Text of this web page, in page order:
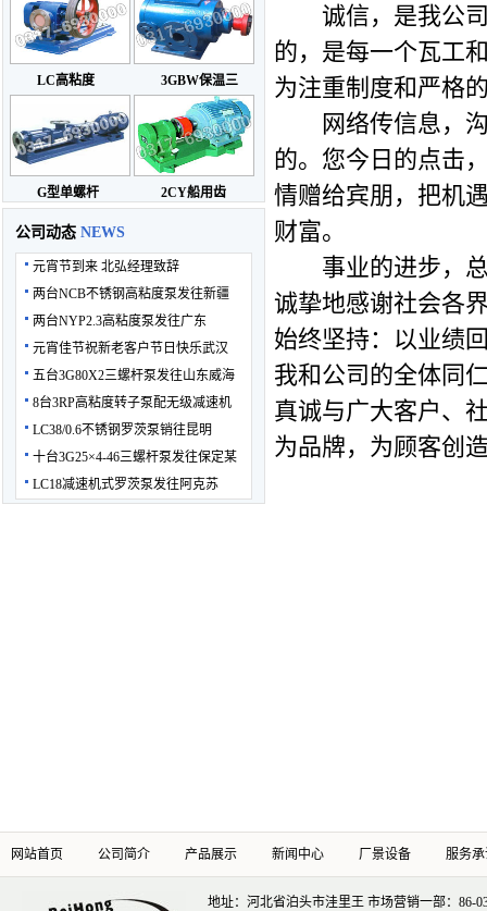
LC高粘度 3GBW保温三
G型单螺杆 2CY船用齿
公司动态 NEWS
元宵节到来 北弘经理致辞
两台NCB不锈钢高粘度泵发往新疆
两台NYP2.3高粘度泵发往广东
元宵佳节祝新老客户节日快乐武汉
五台3G80X2三螺杆泵发往山东威海
8台3RP高粘度转子泵配无级减速机
LC38/0.6不锈钢罗茨泵销往昆明
十台3G25×4-46三螺杆泵发往保定某
LC18减速机式罗茨泵发往阿克苏
诚信，是我公司
的，是每一个瓦工
为注重制度和严格
网络传信息，沟
的。您今日的点击
情赠给宾朋，把机
财富。
事业的进步，总
诚挚地感谢社会各
始终坚持：以业绩
我和公司的全体同
真诚与广大客户、
为品牌，为顾客创
网站首页 公司简介 产品展示 新闻中心 厂景设备 服务
地址：河北省泊头市洼里王 市场营销一部：86-